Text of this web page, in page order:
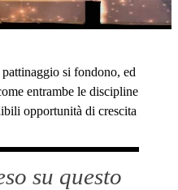
si fondono, ed
entrambe le discipline
opportunità di crescita
su questo